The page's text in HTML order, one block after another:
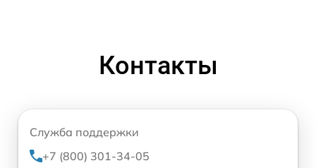
Контакты
Служба поддержки
+7 (800) 301-34-05